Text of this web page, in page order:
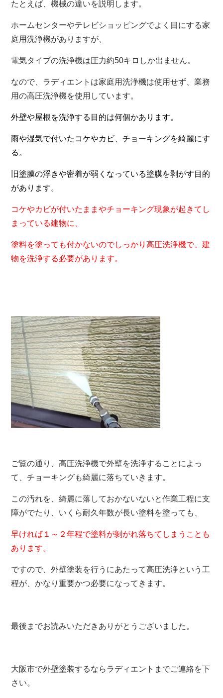
たとえば、機械の違いを説明します。
ホームセンターやテレビショッピングでよく目にする家
庭用洗浄機がありますが、
電気タイプの洗浄機は圧力約50キロしか出ません。
なので、ラディエントは家庭用洗浄機は使用せず、業務
用の高圧洗浄機を使用しています。
外壁や屋根を洗浄する目的は何個かあります。
雨や湿気で付いたコケやカビ、チョーキングを綺麗にす
る。
旧塗膜の浮きや密着が弱くなっている塗膜を剥がす目的
があります。
コケやカビが付いたままやチョーキング現象が起きてし
まっている建物に、
塗料を塗っても付かないのでしっかり高圧洗浄機で、建
物を洗浄する必要があります。
ご覧の通り、高圧洗浄機で外壁を洗浄することによっ
て、チョーキングも綺麗に落ちていきます。
この汚れを、綺麗に落しておかないないと作業工程に支
障がでたり、いくら耐久年数が長い塗料を塗っても、
早ければ１～２年程で塗料が剝がれ落ちてしまうことも
あります。
ですので、外壁塗装を行うにあたって高圧洗浄という工
程が、かなり重要かつ必要になってきます。
最後までお読みいただきありがとうございました。
大阪市で外壁塗装するならラディエントまでご連絡を下
さい。